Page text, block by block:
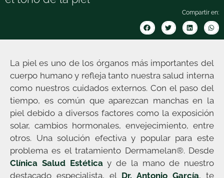
Compartir en:
La piel es uno de los órganos más importantes del
cuerpo humano y refleja tanto nuestra salud interna
como nuestros cuidados externos. Con el paso del
tiempo, es común que aparezcan manchas en la
piel debido a diversos factores como la exposición
solar, cambios hormonales, envejecimiento, entre
otros. Una solución efectiva y popular para este
problema es el tratamiento Dermamelan®. Desde
Clínica Salud Estéticay de la mano de nuestro
destacado especialista, el Dr. Antonio García, te